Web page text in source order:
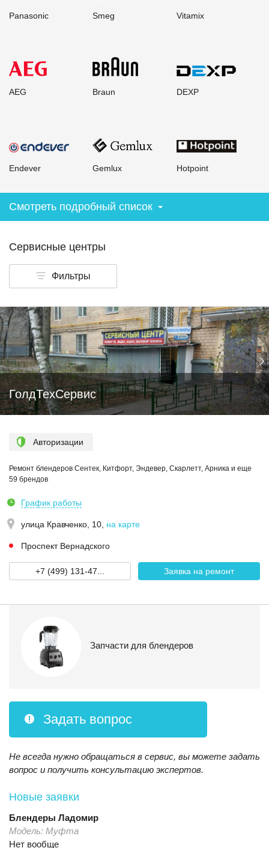
Panasonic Smeg Vitamix
AEG Braun DEXP
Endever Gemlux Hotpoint
Смотреть подробный список
Сервисные центры
Фильтры
ГолдТехСервис
Авторизации
Ремонт блендеров Сентек, Китфорт, Эндевер, Скарлетт, Арника и еще
59 брендов
График работы
улица Кравченко, 10 на карте
Проспект Вернадского
+7 (499) 131-47... Заявка на ремонт
Запчасти для блендеров
Задать вопрос
Не всегда нужно обращаться в сервис, вы можете задать
вопрос и получить консультацию экспертов.
Новые заявки
Блендеры Ладомир
Модель: Муфта
Нет вообще